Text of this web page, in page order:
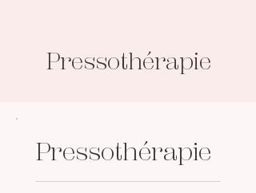
Pressothérapie
Pressothérapie